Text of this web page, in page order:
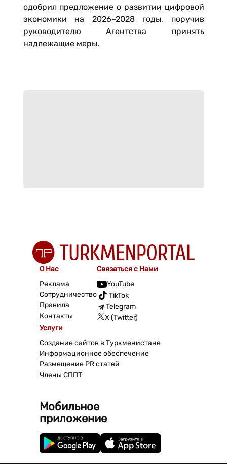
одобрил предложение о развитии цифровой
экономики на 2026–2028 годы, поручив
руководителю Агентства принять
надлежащие меры.
О Нас
Реклама
Сотрудничество
Правила
Контакты
Связаться с Нами
YouTube
TikTok
Telegram
X (Twitter)
Услуги
Создание сайтов в Туркменистане
Информационное обеспечение
Размещение PR статей
Члены СППТ
Мобильное
приложение